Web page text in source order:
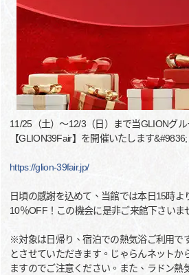
11/25（土）～12/3（日）まで当GLIONグ
【GLION39Fair】を開催いたします&#9836;
https://glion-39fair.jp/
日頃の感謝を込めて、当館では本日15時
10％OFF！この機会に是非ご来館下さいま
※対象は日帰り、宿泊での熱気浴ご利用で
とさせていただきます。じゃらんネットか
ますのでご注意ください。また、ラドン熱